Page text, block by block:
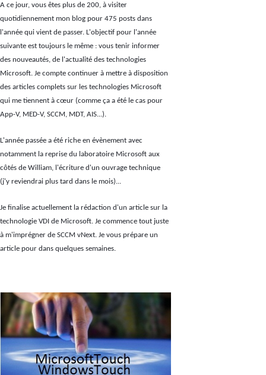
A ce jour, vous êtes plus de 200, à visiter
quotidiennement mon blog pour 475 posts dans
l'année qui vient de passer. L'objectif pour l'année
suivante est toujours le même : vous tenir informer
des nouveautés, de l'actualité des technologies
Microsoft. Je compte continuer à mettre à disposition
des articles complets sur les technologies Microsoft
qui me tiennent à cœur (comme ça a été le cas pour
App-V, MED-V, SCCM, MDT, AIS...).
L'année passée a été riche en évènement avec
notamment la reprise du laboratoire Microsoft aux
côtés de William, l'écriture d'un ouvrage technique
(j'y reviendrai plus tard dans le mois)...
Je finalise actuellement la rédaction d'un article sur la
technologie VDI de Microsoft. Je commence tout juste
à m'imprégner de SCCM vNext. Je vous prépare un
article pour dans quelques semaines.